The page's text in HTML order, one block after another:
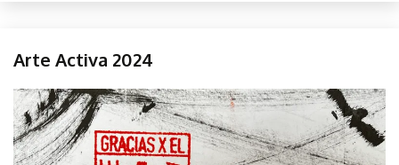
Fuego
Austral
La
Sede
FA
Performance
Arte Activa 2024
octubre
8,
2024
parselis